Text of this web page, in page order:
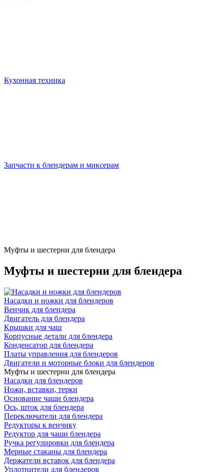
Кухонная техника
Запчасти к блендерам и миксерам
Муфты и шестерни для блендера
Муфты и шестерни для блендера
Насадки и ножки для блендеров
Венчик для блендера
Двигатель для блендера
Крышки для чаш
Корпусные детали для блендера
Конденсатор для блендера
Платы управления для блендеров
Двигатели и моторные блоки для блендеров
Муфты и шестерни для блендера
Насадки для блендеров
Ножи, вставки, терки
Основание чаши блендера
Ось, шток для блендера
Переключатели для блендера
Редукторы к венчику
Редуктор для чаши блендера
Ручка регулировки для блендера
Мерные стаканы для блендера
Держатели вставок для блендера
Уплотнители для блендеров